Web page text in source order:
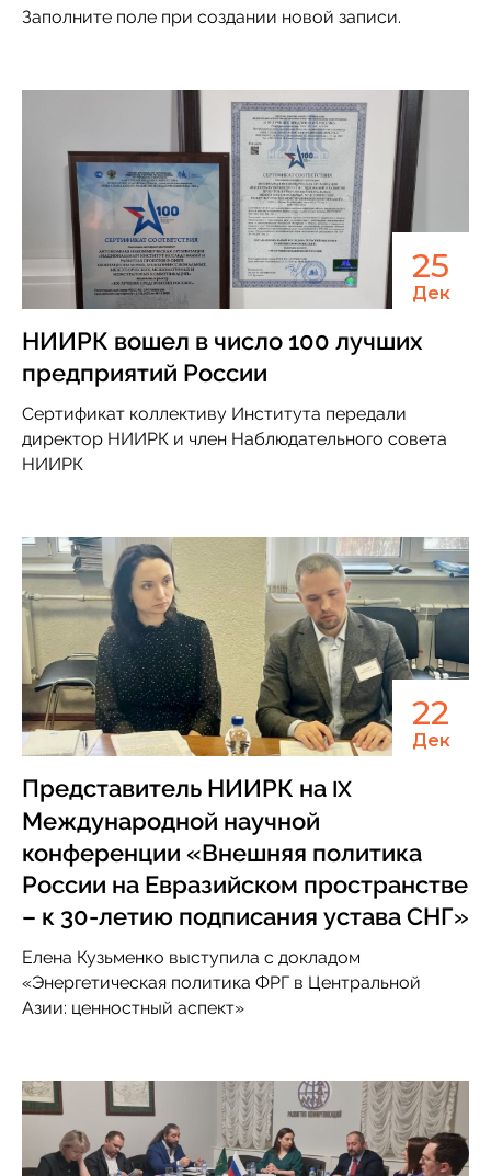
Заполните поле при создании новой записи.
25
Дек
НИИРК вошел в число 100 лучших
предприятий России
Сертификат коллективу Института передали
директор НИИРК и член Наблюдательного совета
НИИРК
22
Дек
Представитель НИИРК на IX
Международной научной
конференции «Внешняя политика
России на Евразийском пространстве
– к 30-летию подписания устава СНГ»
Елена Кузьменко выступила с докладом
«Энергетическая политика ФРГ в Центральной
Азии: ценностный аспект»